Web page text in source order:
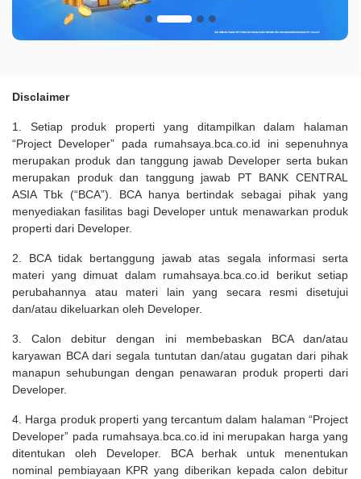
Disclaimer
1. Setiap produk properti yang ditampilkan dalam halaman
“Project Developer” pada rumahsaya.bca.co.id ini sepenuhnya
merupakan produk dan tanggung jawab Developer serta bukan
merupakan produk dan tanggung jawab PT BANK CENTRAL
ASIA Tbk (“BCA”). BCA hanya bertindak sebagai pihak yang
menyediakan fasilitas bagi Developer untuk menawarkan produk
properti dari Developer.
2. BCA tidak bertanggung jawab atas segala informasi serta
materi yang dimuat dalam rumahsaya.bca.co.id berikut setiap
perubahannya atau materi lain yang secara resmi disetujui
dan/atau dikeluarkan oleh Developer.
3. Calon debitur dengan ini membebaskan BCA dan/atau
karyawan BCA dari segala tuntutan dan/atau gugatan dari pihak
manapun sehubungan dengan penawaran produk properti dari
Developer.
4. Harga produk properti yang tercantum dalam halaman “Project
Developer” pada rumahsaya.bca.co.id ini merupakan harga yang
ditentukan oleh Developer. BCA berhak untuk menentukan
nominal pembiayaan KPR yang diberikan kepada calon debitur